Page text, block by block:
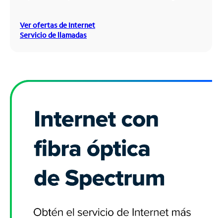
Ver ofertas de Internet
Servicio de llamadas